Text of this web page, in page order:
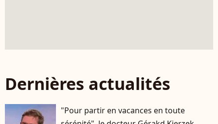
Dernières actualités
"Pour partir en vacances en toute